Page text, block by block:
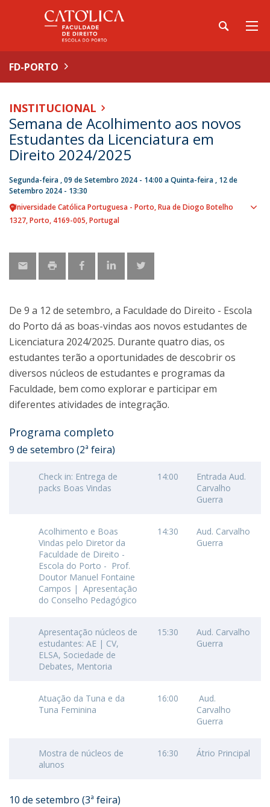
FD-PORTO
INSTITUCIONAL
Semana de Acolhimento aos novos
Estudantes da Licenciatura em
Direito 2024/2025
Segunda-feira , 09 de Setembro 2024 - 14:00 aQuinta-feira , 12 de
Setembro 2024 - 13:30
Universidade Católica Portuguesa - Porto Rua de Diogo Botelho
1327 Porto 4169-005 Portugal
De 9 a 12 de setembro, a Faculdade do Direito - Escola
do Porto dá as boas-vindas aos novos estudantes de
Licenciatura 2024/2025. Durante quatro dias, os
estudantes terão a oportunidades de descobrir os
diversos núcleos de estudantes e programas da
Faculdade, bem como explorar e participar em
diferentes atividades de integração.
Programa completo
9 de setembro (2ª feira)
Check in: Entrega de
packs Boas Vindas
14:00
Entrada Aud.
Carvalho
Guerra
Acolhimento e Boas
Vindas pelo Diretor da
Faculdade de Direito -
Escola do Porto - Prof.
Doutor Manuel Fontaine
Campos | Apresentação
do Conselho Pedagógico
14:30
Aud. Carvalho
Guerra
Apresentação núcleos de
estudantes: AE | CV,
ELSA, Sociedade de
Debates, Mentoria
15:30
Aud. Carvalho
Guerra
Atuação da Tuna e da
Tuna Feminina
16:00
Aud.
Carvalho
Guerra
Mostra de núcleos de
alunos
16:30 Átrio Principal
10 de setembro (3ª feira)